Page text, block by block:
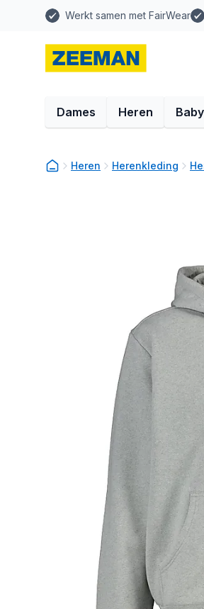
Werkt samen met FairWear
Dames Heren Baby
Heren Herenkleding